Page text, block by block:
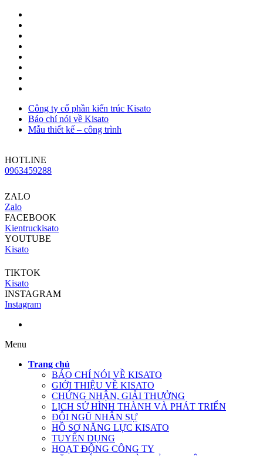
Công ty cổ phần kiến trúc Kisato
Báo chí nói về Kisato
Mẫu thiết kế – công trình
HOTLINE
0963459288
ZALO
Zalo
FACEBOOK
Kientruckisato
YOUTUBE
Kisato
TIKTOK
Kisato
INSTAGRAM
Instagram
Menu
Trang chủ
BÁO CHÍ NÓI VỀ KISATO
GIỚI THIỆU VỀ KISATO
CHỨNG NHẬN, GIẢI THƯỞNG
LỊCH SỬ HÌNH THÀNH VÀ PHÁT TRIỂN
ĐỘI NGŨ NHÂN SỰ
HỒ SƠ NĂNG LỰC KISATO
TUYỂN DỤNG
HOẠT ĐỘNG CÔNG TY